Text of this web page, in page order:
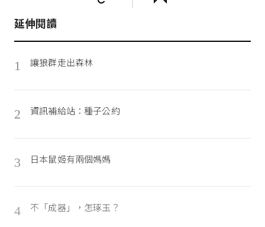
延伸閱讀
1 讓狼群走出森林
2 資訊補給站：種子公約
3 日本鼠姬有兩個媽媽
4 不「成器」，怎琢玉？